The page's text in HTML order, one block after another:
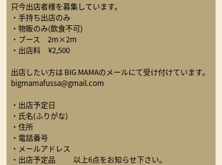
只今出店者様を募集しています。
・手持ち出店のみ
・物販のみ(飲食不可)
・ブース 2m×2m
・出店料 ¥2,500
出店したい方は BIG MAMAのメールにて受け付けています。
bigmamafussa@gmail.com
・出店予定日
・氏名(ふりがな)
・住所
・電話番号
・メールアドレス
・出店予定品 以上6点をお知らせ下さい。